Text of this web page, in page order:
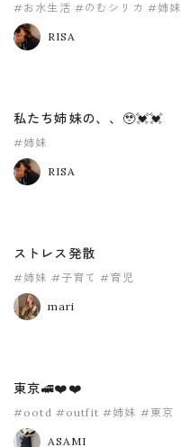
#お水生活 #のむシリカ #姉妹
RISA
私たち姉妹の、、🥹💓💓
#姉妹
RISA
ストレス発散
#姉妹 #子育て #育児
mari
東京🚅❤️❤️
#ootd #outfit #姉妹 #東京
ASAMI